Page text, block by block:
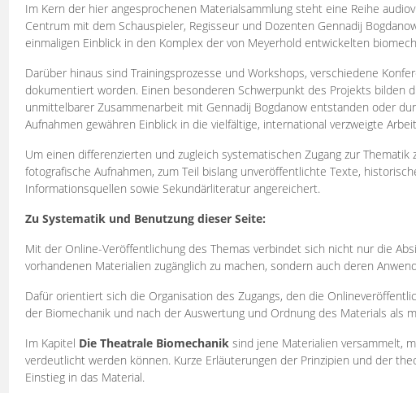
Im Kern der hier angesprochenen Materialsammlung steht eine Reihe
Centrum mit dem Schauspieler, Regisseur und Dozenten Gennadij
einmaligen Einblick in den Komplex der von Meyerhold entwickelten
Darüber hinaus sind Trainingsprozesse und Workshops, verschiedene
dokumentiert worden. Einen besonderen Schwerpunkt des Projekts bilden
unmittelbarer Zusammenarbeit mit Gennadij Bogdanow entstanden oder
Aufnahmen gewähren Einblick in die vielfältige, international verzweigte
Um einen differenzierten und zugleich systematischen Zugang zur
fotografische Aufnahmen, zum Teil bislang unveröffentlichte Texte,
Informationsquellen sowie Sekundärliteratur angereichert.
Zu Systematik und Benutzung dieser Seite:
Mit der Online-Veröffentlichung des Themas verbindet sich nicht nur die
vorhandenen Materialien zugänglich zu machen, sondern auch deren
Dafür orientiert sich die Organisation des Zugangs, den die
der Biomechanik und nach der Auswertung und Ordnung des Materials als
Im Kapitel Die Theatrale Biomechanik sind jene Materialien versammelt,
verdeutlicht werden können. Kurze Erläuterungen der Prinzipien und der
Einstieg in das Material.